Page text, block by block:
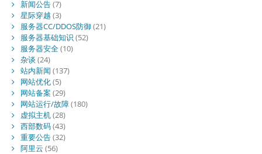
新闻公告(7)
星际穿越 (3)
服务器CC/DDOS防御(21)
服务器基础知识 (52)
服务器安全(10)
杂谈 (24)
站内新闻 (137)
网站优化(5)
网站备案 (29)
网站运行/故障(180)
虚拟主机(28)
西部数码(43)
重要公告(32)
阿里云 (56)